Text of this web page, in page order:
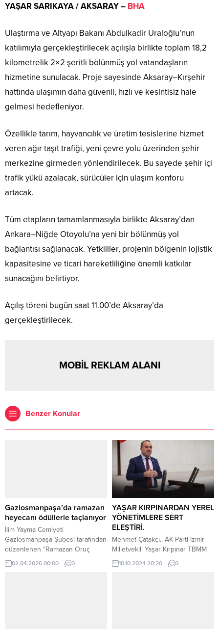
YAŞAR SARIKAYA / AKSARAY – BHA
Ulaştırma ve Altyapı Bakanı Abdulkadir Uraloğlu’nun
katılımıyla gerçekleştirilecek açılışla birlikte toplam 18,2
kilometrelik 2×2 şeritli bölünmüş yol vatandaşların
hizmetine sunulacak. Proje sayesinde Aksaray–Kırşehir
hattında ulaşımın daha güvenli, hızlı ve kesintisiz hale
gelmesi hedefleniyor.
Özellikle tarım, hayvancılık ve üretim tesislerine hizmet
veren ağır taşıt trafiği, yeni çevre yolu üzerinden şehir
merkezine girmeden yönlendirilecek. Bu sayede şehir içi
trafik yükü azalacak, sürücüler için ulaşım konforu
artacak.
Tüm etapların tamamlanmasıyla birlikte Aksaray’dan
Ankara–Niğde Otoyolu’na yeni bir bölünmüş yol
bağlantısı sağlanacak. Yetkililer, projenin bölgenin lojistik
kapasitesine ve ticari hareketliliğine önemli katkılar
sunacağını belirtiyor.
Açılış töreni bugün saat 11.00’de Aksaray’da
gerçekleştirilecek.
MOBİL REKLAM ALANI
Benzer Konular
Gaziosmanpaşa’da ramazan
heyecanı ödüllerle taçlanıyor
İlim Yayma Cemiyeti
Gaziosmanpaşa Şubesi tarafından
düzenlenen “Ramazan Oruç
Yarışması”nın beklenen anı geldi.
İlçedeki 44 okuldan binlerce
02.04.2026 00:00 0
YAŞAR KIRPINARDAN YEREL
YÖNETİMLERE SERT
ELEŞTİRİ.
Mehmet Çatakçı.. AK Parti İzmir
Milletvekili Yaşar Kırpınar TBMM
Genel kurulunda yaptığı
konuşmada Körfezin sorumluları
10.10.2024 20:20 0